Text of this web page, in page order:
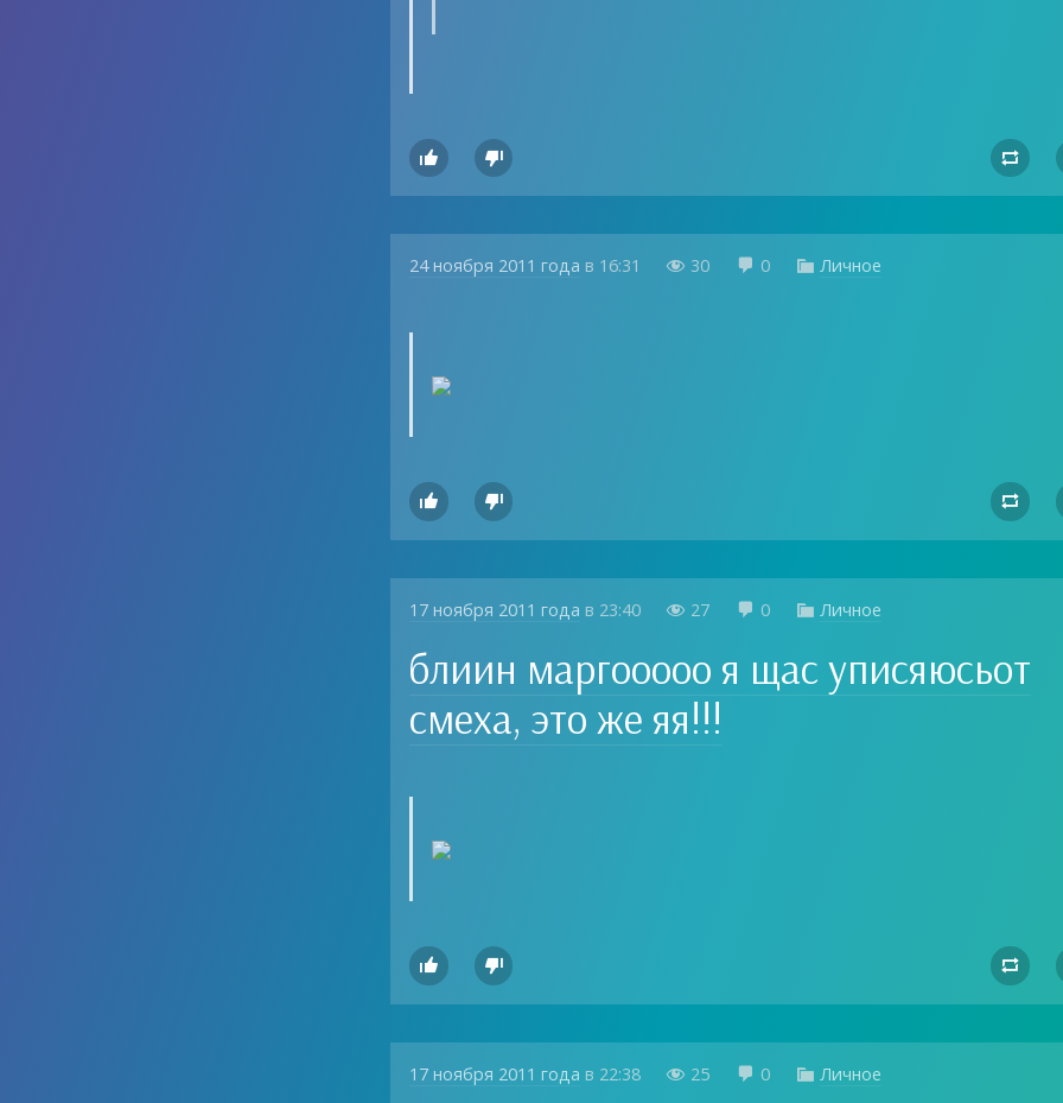
  
24 ноября 2011 года в 16:31  30  0  Личное
  
17 ноября 2011 года в 23:40  27  0  Личное
блиин маргооооо я щас уписяюсьот
смеха, это же яя!!!
  
17 ноября 2011 года в 22:38  25  0  Личное